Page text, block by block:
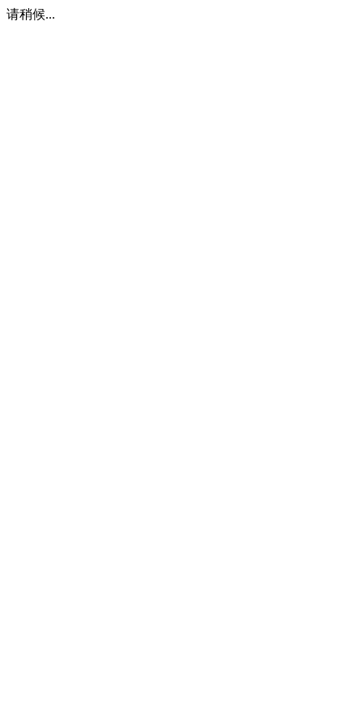
请稍候...